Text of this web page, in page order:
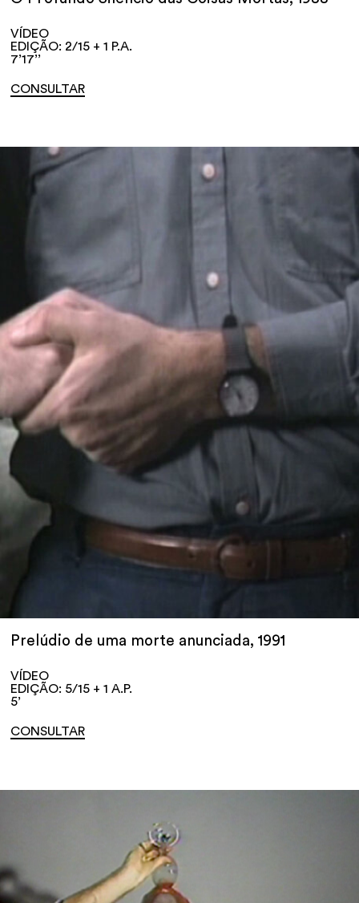
VÍDEO
EDIÇÃO: 2/15 + 1 P.A.
7’17’’
CONSULTAR
Prelúdio de uma morte anunciada, 1991
VÍDEO
EDIÇÃO: 5/15 + 1 A.P.
5’
CONSULTAR